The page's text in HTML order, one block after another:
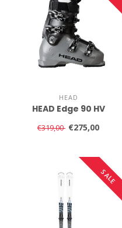
HEAD
HEAD Edge 90 HV
€319,00 €275,00
SALE